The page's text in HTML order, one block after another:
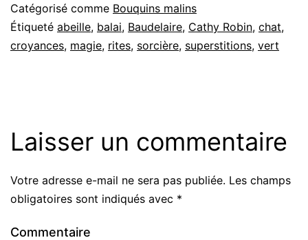
Catégorisé comme Bouquins malins
Étiqueté abeille, balai, Baudelaire, Cathy Robin, chat,
croyances, magie, rites, sorcière, superstitions, vert
Laisser un commentaire
Votre adresse e-mail ne sera pas publiée. Les champs
obligatoires sont indiqués avec *
Commentaire